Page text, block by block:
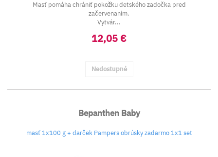
Masť pomáha chrániť pokožku detského zadočka pred
začervenaním.
Vytvár...
12,05 €
Nedostupné
Bepanthen Baby
masť 1x100 g + darček Pampers obrúsky zadarmo 1x1 set